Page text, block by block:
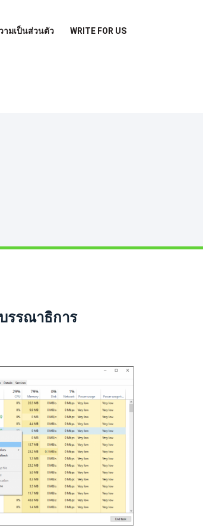
ามเป็นส่วนตัว WRITE FOR US
รรณาธิการ